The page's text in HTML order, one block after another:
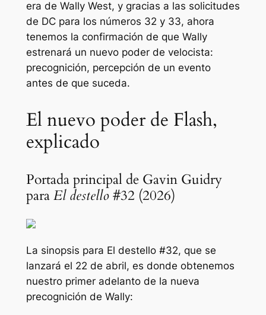
era de Wally West, y gracias a las solicitudes
de DC para los números 32 y 33, ahora
tenemos la confirmación de que Wally
estrenará un nuevo poder de velocista:
precognición, percepción de un evento
antes de que suceda.
El nuevo poder de Flash,
explicado
Portada principal de Gavin Guidry
paraEl destello#32 (2026)
La sinopsis para El destello#32, que se
lanzará el 22 de abril, es donde obtenemos
nuestro primer adelanto de la nueva
precognición de Wally: